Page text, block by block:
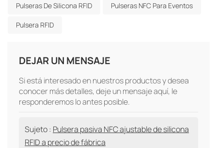
Pulseras De Silicona RFID Pulseras NFC Para Eventos
Pulsera RFID
DEJAR UN MENSAJE
Si está interesado en nuestros productos y desea
conocer más detalles, deje un mensaje aquí, le
responderemos lo antes posible.
Sujeto : Pulsera pasiva NFC ajustable de silicona
RFID a precio de fábrica